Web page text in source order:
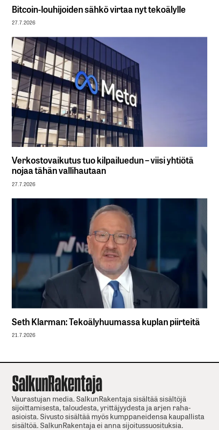
Bitcoin-louhijoiden sähkö virtaa nyt tekoälylle
27.7.2026
Verkostovaikutus tuo kilpailuedun – viisi yhtiötä
nojaa tähän vallihautaan
27.7.2026
Seth Klarman: Tekoälyhuumassa kuplan piirteitä
21.7.2026
Vaurastujan media. SalkunRakentaja sisältää sisältöjä
sijoittamisesta, taloudesta, yrittäjyydesta ja arjen raha-
asioista. Sivusto sisältää myös kumppaneidensa kaupallista
sisältöä. SalkunRakentaja ei anna sijoitussuosituksia.